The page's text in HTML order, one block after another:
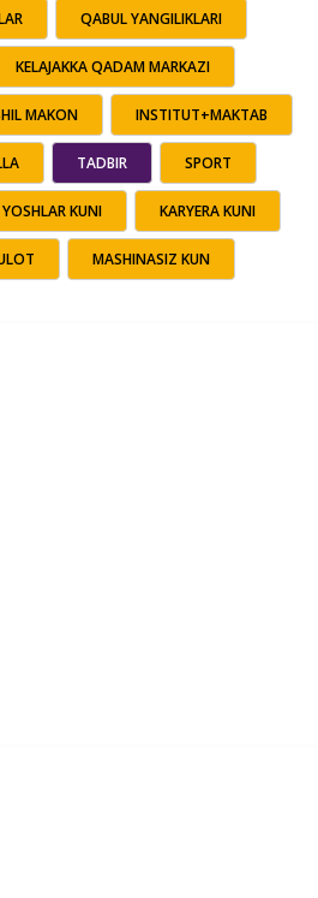
QABUL YANGILIKLARI
KELAJAKKA QADAM MARKAZI
MAKON INSTITUT+MAKTAB
TADBIR SPORT
YOSHLAR KUNI KARYERA KUNI
MASHINASIZ KUN